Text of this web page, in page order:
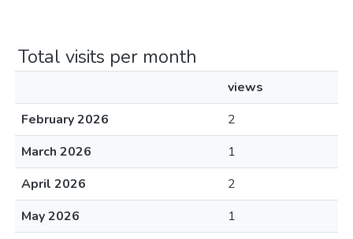
Total visits per month
views
February 2026
2
March 2026
1
April 2026
2
May 2026
1